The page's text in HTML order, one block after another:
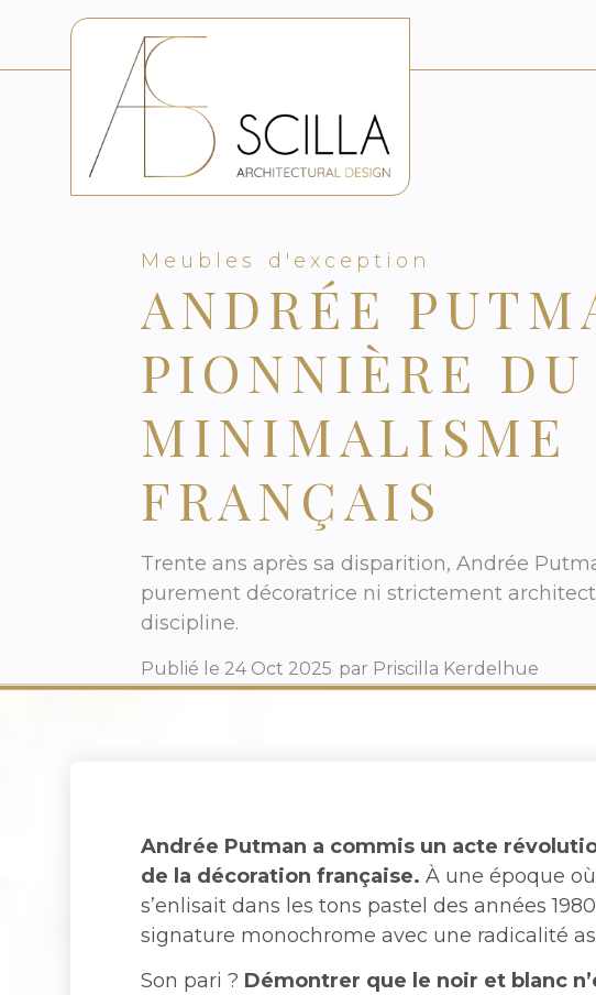
Meubles d'exception
ANDRÉE
PIONNIÈRE DU
MINIMALISME
FRANÇAIS
Trente ans après sa disparition, Andrée
purement décoratrice ni strictement
discipline.
Publié le 24 Oct 2025 par Priscilla Kerdelhue
Andrée Putman a commis un acte
de la décoration française. À une époque
s’enlisait dans les tons pastel des années
signature monochrome avec une radicalité
Son pari ? Démontrer que le noir et blanc